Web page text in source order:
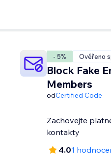
- 5% Ověřeno
Block Fake
Members
odCertified Code
Zachovejte
kontakty
4.01